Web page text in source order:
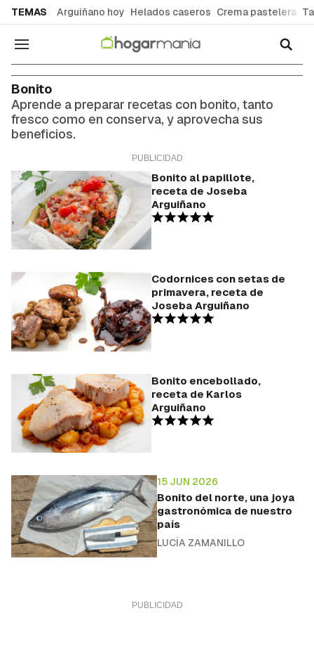
TEMAS Arguiñano hoy Helados caseros Crema pastelera
Navegación
Bonito
Aprende a preparar recetas con bonito, tanto
fresco como en conserva, y aprovecha sus
beneficios.
Bonito al papillote,
receta de Joseba
Arguiñano
Codornices con setas de
primavera, receta de
Joseba Arguiñano
Bonito encebollado,
receta de Karlos
Arguiñano
15 JUN 2026
Bonito del norte, una joya
gastronómica de nuestro
país
LUCÍA ZAMANILLO